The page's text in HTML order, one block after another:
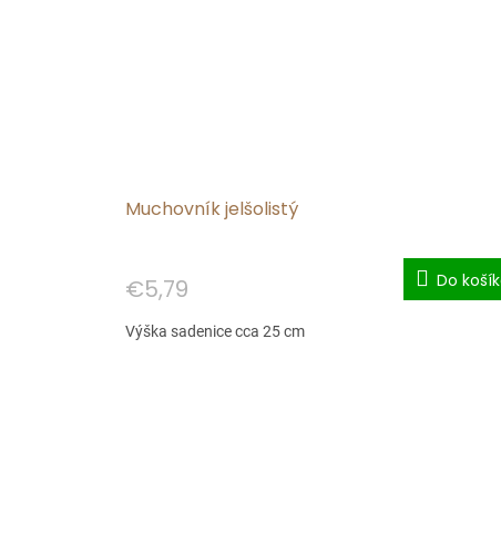
Muchovník jelšolistý
€5,79 Do
Výška sadenice cca 25 cm